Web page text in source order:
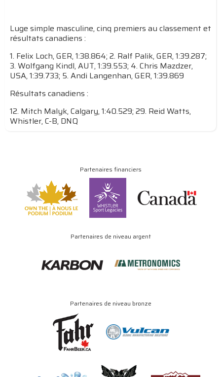
Luge simple masculine, cinq premiers au classement et
résultats canadiens :
1. Felix Loch, GER, 1:38.864; 2. Ralf Palik, GER, 1:39.287;
3. Wolfgang Kindl, AUT, 1:39.553; 4. Chris Mazdzer,
USA, 1:39.733; 5. Andi Langenhan, GER, 1:39.869
Résultats canadiens :
12. Mitch Malyk, Calgary, 1:40.529; 29. Reid Watts,
Whistler, C-B, DNQ
Partenaires financiers
Partenaires de niveau argent
Partenaires de niveau bronze